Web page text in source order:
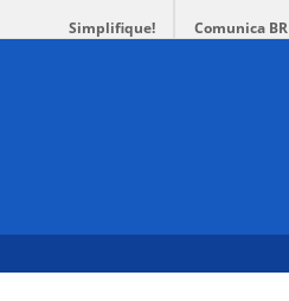
Simplifique! Comunica BR